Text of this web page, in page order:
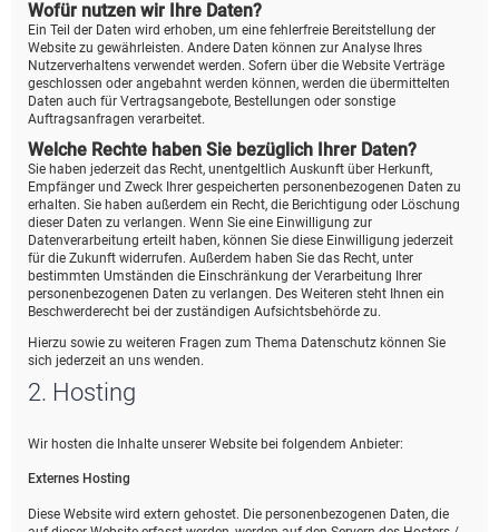
Wofür nutzen wir Ihre Daten?
Ein Teil der Daten wird erhoben, um eine fehlerfreie Bereitstellung der
Website zu gewährleisten. Andere Daten können zur Analyse Ihres
Nutzerverhaltens verwendet werden. Sofern über die Website Verträge
geschlossen oder angebahnt werden können, werden die übermittelten
Daten auch für Vertragsangebote, Bestellungen oder sonstige
Auftragsanfragen verarbeitet.
Welche Rechte haben Sie bezüglich Ihrer Daten?
Sie haben jederzeit das Recht, unentgeltlich Auskunft über Herkunft,
Empfänger und Zweck Ihrer gespeicherten personenbezogenen Daten zu
erhalten. Sie haben außerdem ein Recht, die Berichtigung oder Löschung
dieser Daten zu verlangen. Wenn Sie eine Einwilligung zur
Datenverarbeitung erteilt haben, können Sie diese Einwilligung jederzeit
für die Zukunft widerrufen. Außerdem haben Sie das Recht, unter
bestimmten Umständen die Einschränkung der Verarbeitung Ihrer
personenbezogenen Daten zu verlangen. Des Weiteren steht Ihnen ein
Beschwerderecht bei der zuständigen Aufsichtsbehörde zu.
Hierzu sowie zu weiteren Fragen zum Thema Datenschutz können Sie
sich jederzeit an uns wenden.
2. Hosting
Wir hosten die Inhalte unserer Website bei folgendem Anbieter:
Externes Hosting
Diese Website wird extern gehostet. Die personenbezogenen Daten, die